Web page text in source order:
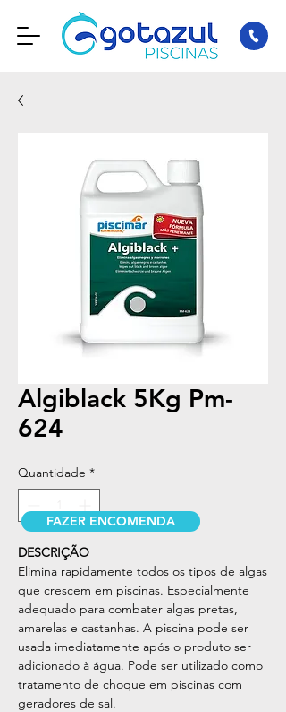
Algiblack 5Kg Pm-
624
Quantidade *
DESCRIÇÃO
Elimina rapidamente todos os tipos de algas
que crescem em piscinas. Especialmente
adequado para combater algas pretas,
amarelas e castanhas. A piscina pode ser
usada imediatamente após o produto ser
adicionado à água. Pode ser utilizado como
tratamento de choque em piscinas com
geradores de sal.
FAZER ENCOMENDA